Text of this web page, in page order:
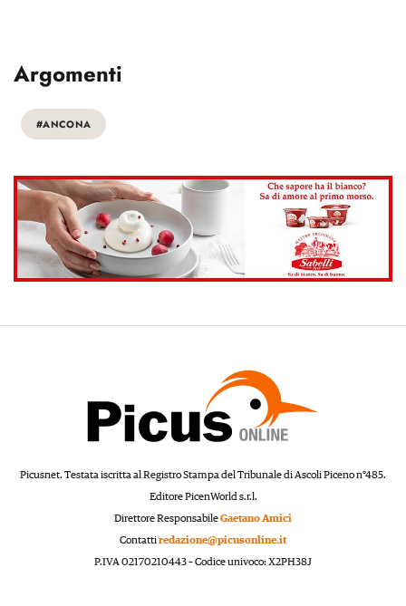
Argomenti
#ANCONA
Picusnet. Testata iscritta al Registro Stampa del Tribunale di Ascoli Piceno n°485.
Editore PicenWorld s.r.l.
Direttore ResponsabileGaetano Amici
Contattiredazione@picusonline.it
P.IVA 02170210443 – Codice univoco: X2PH38J